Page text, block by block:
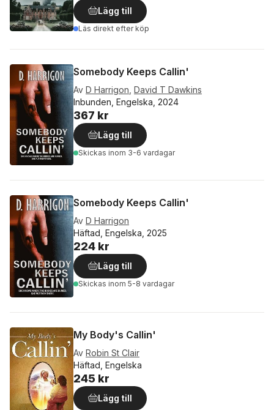
Lägg till
Läs direkt efter köp
Somebody Keeps Callin'
Av D Harrigon David T Dawkins
Inbunden, Engelska, 2024
367 kr
Lägg till
Skickas inom 3-6 vardagar
Somebody Keeps Callin'
Av D Harrigon
Häftad, Engelska, 2025
224 kr
Lägg till
Skickas inom 5-8 vardagar
My Body's Callin'
Av Robin St Clair
Häftad, Engelska
245 kr
Lägg till